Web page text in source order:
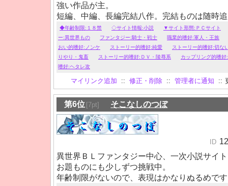
強い作品が主。
短編、中編、長編完結八作。完結ものは随時
現在完全新作、人形師の師弟もの連載中。
◆年齢制限:１８禁 ◇サイト情報:小説
▼サイト形態:ＰＣサイト
ー:異世界もの
ファンタジー:騎士・戦士
職業的嗜好:軍人・王族
おい的嗜好:ノンケ
ストーリー的嗜好:純愛
ストーリー的嗜好:切な
りやり・鬼畜
ストーリー的嗜好:ＤＶ・陵辱系
カップリング的嗜
嗜好:ヘタレ攻
マイリンク追加 :: 修正・削除 :: 管理者に通知 ::
第6位 [7pt] そこなしのつぼ
ID
異世界ＢＬファンタジー中心、一次小説サイ
お題ものにも少しずつ挑戦中。
年齢制限がないので、表現はかなりぬるめで